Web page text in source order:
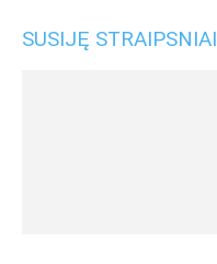
SUSIJĘ STRAIPSNIAI